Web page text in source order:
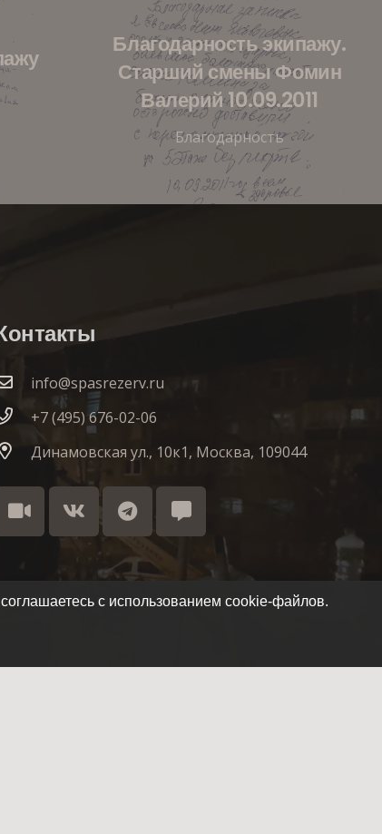
Благодарность экипажу.
Старший смены Фомин
Валерий 10.09.2011
Благодарность
info@spasrezerv.ru
+7 (495) 676-02-06
Динамовская ул., 10к1, Москва, 109044
с использованием cookie-файлов.